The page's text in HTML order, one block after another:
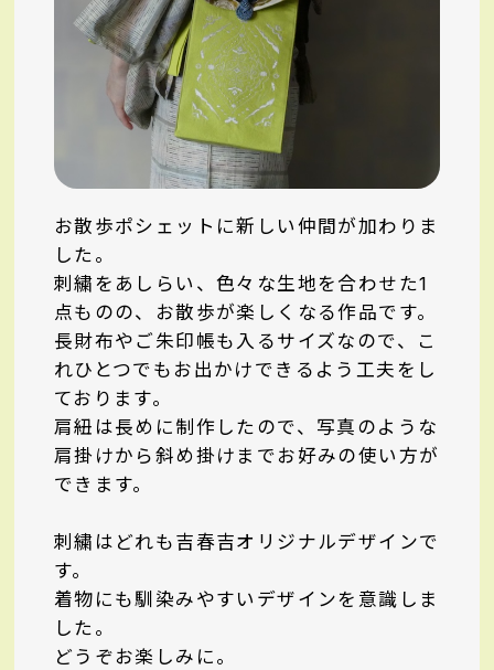
お散歩ポシェットに新しい仲間が加わりま
した。
刺繍をあしらい、色々な生地を合わせた1
点ものの、お散歩が楽しくなる作品です。
長財布やご朱印帳も入るサイズなので、こ
れひとつでもお出かけできるよう工夫をし
ております。
肩紐は長めに制作したので、写真のような
肩掛けから斜め掛けまでお好みの使い方が
できます。
刺繍はどれも吉春吉オリジナルデザインで
す。
着物にも馴染みやすいデザインを意識しま
した。
どうぞお楽しみに。